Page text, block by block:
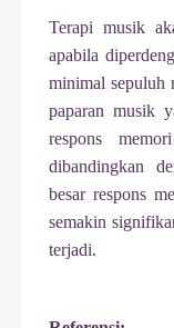
Terapi musik
apabila
minimal sepuluh
paparan musik
respons
dibandingkan
besar respons
semakin
terjadi.